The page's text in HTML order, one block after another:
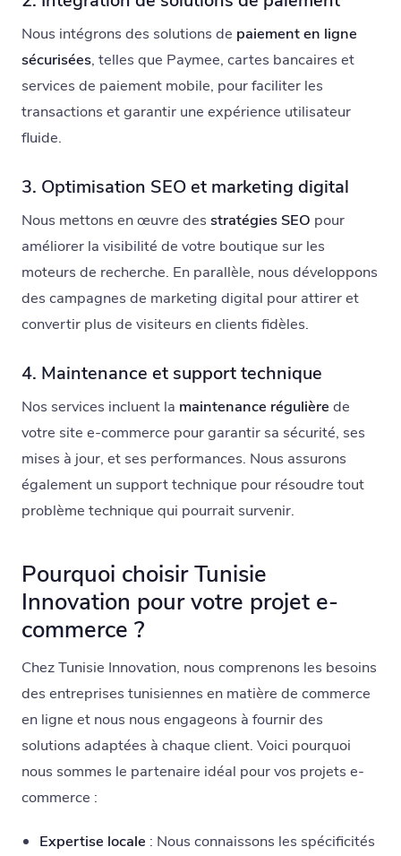
Nous intégrons des solutions de paiement en ligne
sécurisées, telles que Paymee, cartes bancaires et
services de paiement mobile, pour faciliter les
transactions et garantir une expérience utilisateur
fluide.
3. Optimisation SEO et marketing digital
Nous mettons en œuvre des stratégies SEO pour
améliorer la visibilité de votre boutique sur les
moteurs de recherche. En parallèle, nous développons
des campagnes de marketing digital pour attirer et
convertir plus de visiteurs en clients fidèles.
4. Maintenance et support technique
Nos services incluent la maintenance régulière de
votre site e-commerce pour garantir sa sécurité, ses
mises à jour, et ses performances. Nous assurons
également un support technique pour résoudre tout
problème technique qui pourrait survenir.
Pourquoi choisir Tunisie
Innovation pour votre projet e-
commerce ?
Chez Tunisie Innovation, nous comprenons les besoins
des entreprises tunisiennes en matière de commerce
en ligne et nous nous engageons à fournir des
solutions adaptées à chaque client. Voici pourquoi
nous sommes le partenaire idéal pour vos projets e-
commerce :
Expertise locale : Nous connaissons les spécificités